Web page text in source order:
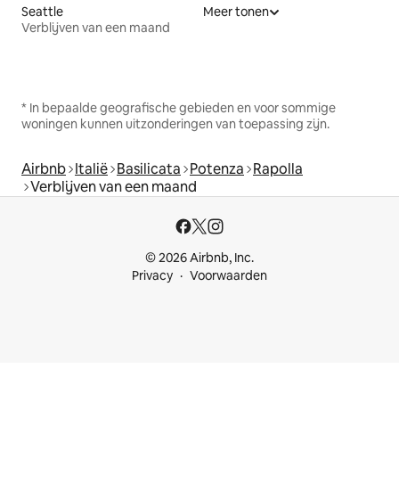
Seattle
Verblijven van een maand
Meer tonen
* In bepaalde geografische gebieden en voor sommige
woningen kunnen uitzonderingen van toepassing zijn.
Airbnb Italië Basilicata Potenza Rapolla
Verblijven van een maand
© 2026 Airbnb, Inc.
Privacy
Voorwaarden